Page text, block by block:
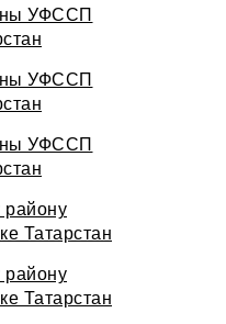
УФССП
УФССП
УФССП
Татарстан
Татарстан